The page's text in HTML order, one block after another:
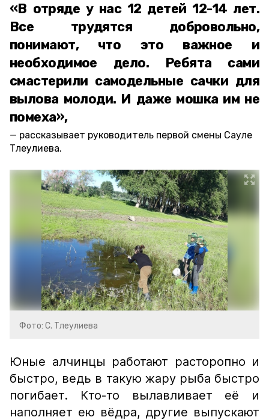
«В отряде у нас 12 детей 12-14 лет.
Все трудятся добровольно,
понимают, что это важное и
необходимое дело. Ребята сами
смастерили самодельные сачки для
вылова молоди. И даже мошка им не
помеха»,
рассказывает руководитель первой смены Сауле
Тлеулиева.
Фото: С. Тлеулиева
Юные алчинцы работают расторопно и
быстро, ведь в такую жару рыба быстро
погибает. Кто-то вылавливает её и
наполняет ею вёдра, другие выпускают